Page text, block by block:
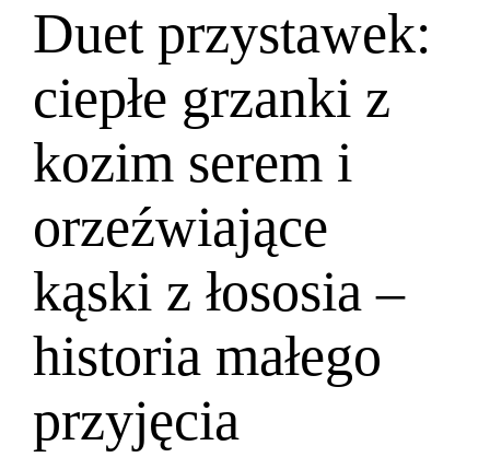
Duet przystawek:
ciepłe grzanki z
kozim serem i
orzeźwiające
kąski z łososia –
historia małego
przyjęcia